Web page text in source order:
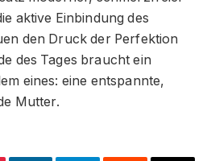
aktive Einbindung des
den Druck der Perfektion
des Tages braucht ein
eines: eine entspannte,
Mutter.